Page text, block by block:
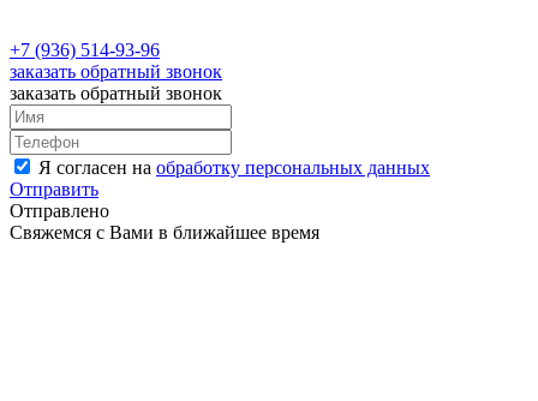
+7 (936) 514-93-96
заказать обратный звонок
заказать обратный звонок
Я согласен на обработку персональных данных
Отправить
Отправлено
Свяжемся с Вами в ближайшее время